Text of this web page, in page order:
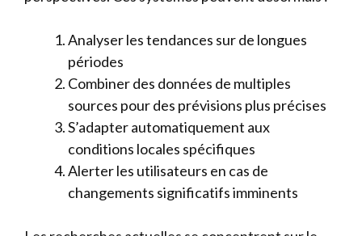
Analyser les tendances sur de longues
périodes
Combiner des données de multiples
sources pour des prévisions plus précises
S’adapter automatiquement aux
conditions locales spécifiques
Alerter les utilisateurs en cas de
changements significatifs imminents